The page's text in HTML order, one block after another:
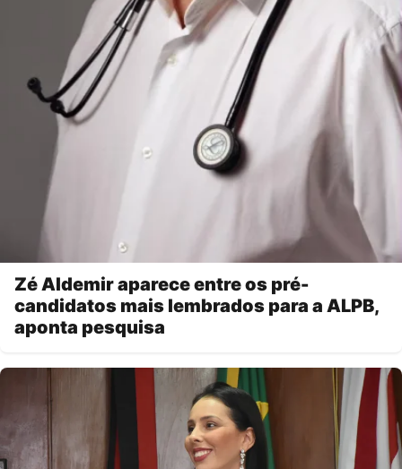
Zé Aldemir aparece entre os pré-
candidatos mais lembrados para a ALPB,
aponta pesquisa